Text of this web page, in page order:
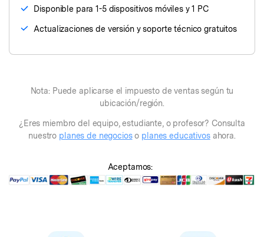
󠀰Disponible para 1-5 dispositivos móviles y 1 PC
󠀰Actualizaciones de versión y soporte técnico gratuitos
Nota: Puede aplicarse el impuesto de ventas según tu
ubicación/región.
¿Eres miembro del equipo, estudiante, o profesor? Consulta
nuestro planes de negocioso planes educativosahora.
Aceptamos: